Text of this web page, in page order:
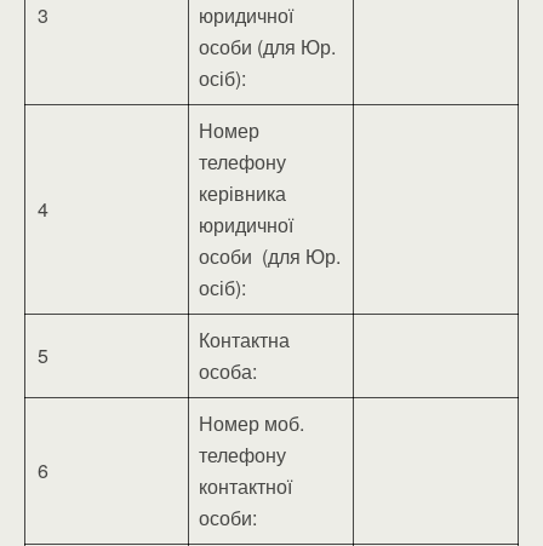
3
юридичної
особи (для Юр.
осіб):
4
Номер
телефону
керівника
юридичної
особи (для Юр.
осіб):
5
Контактна
особа:
6
Номер моб.
телефону
контактної
особи: